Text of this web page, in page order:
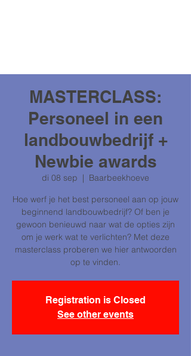
MASTERCLASS:
Personeel in een
landbouwbedrijf +
Newbie awards
di 08 sep
  |
Baarbeekhoeve
Hoe werf je het best personeel aan op jouw
beginnend landbouwbedrijf? Of ben je
gewoon benieuwd naar wat de opties zijn
om je werk wat te verlichten? Met deze
masterclass proberen we hier antwoorden
op te vinden.
Registration is Closed
See other events